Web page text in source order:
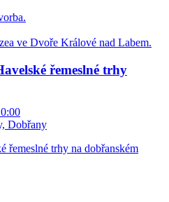
ve Dvoře Králové nad Labem.
řemeslné trhy
Dobřany
řemeslné trhy na dobřanském